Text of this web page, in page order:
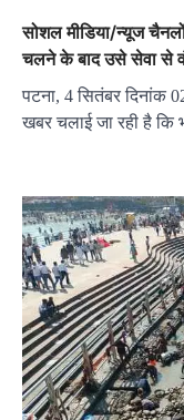
सोशल मीडिया/न्यूज
चलने के बाद उसे सेवा से
पटना, 4 सितंबर दिनांक
खबर चलाई जा रही है